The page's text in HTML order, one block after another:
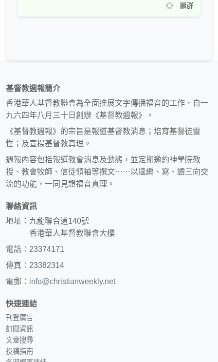
◎ 麗群
基督教週報簡介
香港華人基督教聯會為全面推展文字傳播福音的工作，自一
九六四年八月三十日創辦《基督教週報》。
《基督教週報》的宗旨是報道基督教消息；培育基督徒靈
性；及宣揚基督教真理。
週報內容包括報道教會消息及動態，並定期邀約神學院教
授、教會牧師、信徒領袖等撰文⋯⋯以達編、寫、讀三向交
流的功能，一同見證福音真理。
聯絡資訊
地址：九龍聯合道140號
香港華人基督教聯會大樓
電話：23374171
傳真：23382314
電郵： info@christianweekly.net
快速連結
刊登廣告
訂閱資訊
文章搜尋
投稿指南